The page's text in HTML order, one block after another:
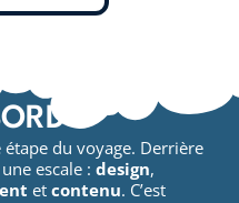
étape du voyage. Derrière
escale : design,
etcontenu. C’est